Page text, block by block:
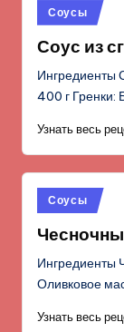
Опубликовано
в
Соусы
Соус из
Ингредиенты
400 г Гренки:
Узнать весь
Опубликовано
в
Соусы
Ингредиенты
Оливковое
Узнать весь